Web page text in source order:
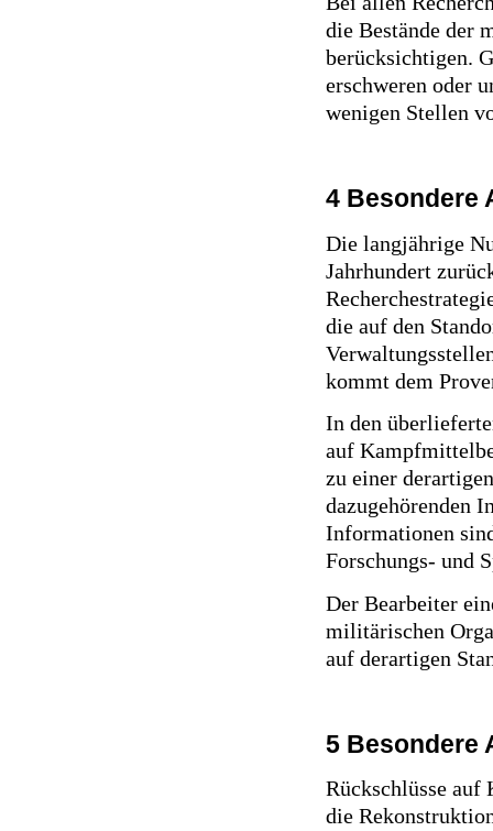
die Bestände der
berücksichtigen.
erschweren oder
wenigen Stellen
4 Besondere
Die langjährige
Jahrhundert
die auf den
kommt dem
In den
auf
zu einer
dazugehörenden
Informationen
Forschungs- und
Der Bearbeiter
militärischen
auf derartigen
5 Besondere
Rückschlüsse auf
die